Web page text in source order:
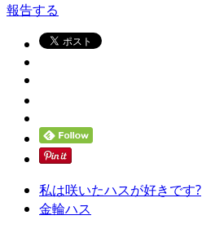
報告する
私は咲いたハスが好きです?
金輪ハス